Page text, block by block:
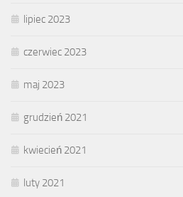
lipiec 2023
czerwiec 2023
maj 2023
grudzień 2021
kwiecień 2021
luty 2021